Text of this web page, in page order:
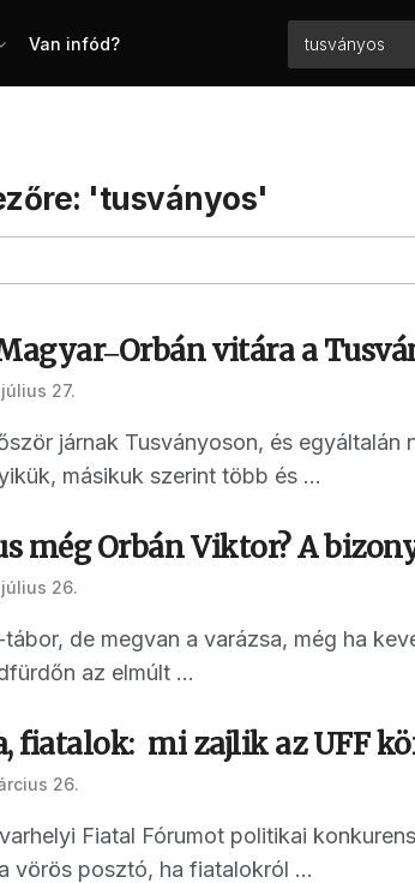
Van infód?
'tusványos'
vitára a
27.
járnak Tusványoson, és
másikuk szerint több és ...
még Orbán Viktor? A
26.
de megvan a varázsa, még ha
az elmúlt ...
fiatalok: mi zajlik az UFF
26.
Fiatal Fórumot politikai
vörös posztó, ha fiatalokról ...